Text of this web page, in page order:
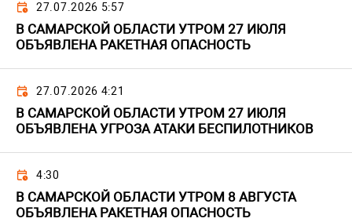
27.07.2026 5:57
В САМАРСКОЙ ОБЛАСТИ УТРОМ 27 ИЮЛЯ
ОБЪЯВЛЕНА РАКЕТНАЯ ОПАСНОСТЬ
27.07.2026 4:21
В САМАРСКОЙ ОБЛАСТИ УТРОМ 27 ИЮЛЯ
ОБЪЯВЛЕНА УГРОЗА АТАКИ БЕСПИЛОТНИКОВ
4:30
В САМАРСКОЙ ОБЛАСТИ УТРОМ 8 АВГУСТА
ОБЪЯВЛЕНА РАКЕТНАЯ ОПАСНОСТЬ